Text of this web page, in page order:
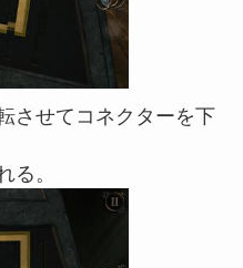
させてコネクターを下
る。